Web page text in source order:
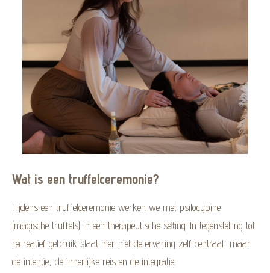
Wat is een truffelceremonie?
Tijdens een truffelceremonie werken we met psilocybine
(magische truffels) in een therapeutische setting. In tegenstelling tot
recreatief gebruik staat hier niet de ervaring zelf centraal, maar
de intentie, de innerlijke reis en de integratie.